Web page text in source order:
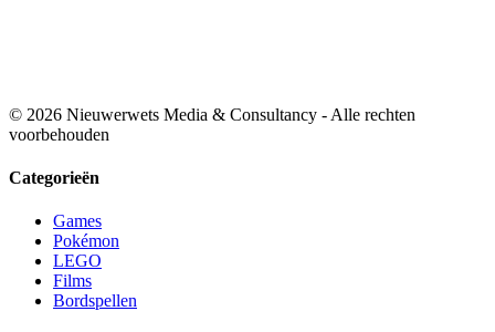
© 2026 Nieuwerwets Media & Consultancy - Alle rechten
voorbehouden
Categorieën
Games
Pokémon
LEGO
Films
Bordspellen